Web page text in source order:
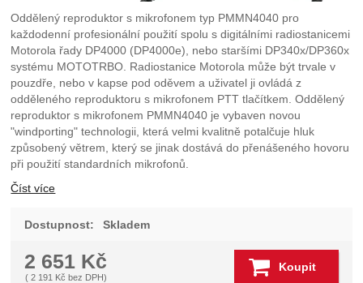
Oddělený reproduktor s mikrofonem typ PMMN4040 pro
každodenní profesionální použití spolu s digitálními radiostanicemi
Motorola řady DP4000 (DP4000e), nebo staršími DP340x/DP360x
systému MOTOTRBO. Radiostanice Motorola může být trvale v
pouzdře, nebo v kapse pod oděvem a uživatel ji ovládá z
odděleného reproduktoru s mikrofonem PTT tlačítkem. Oddělený
reproduktor s mikrofonem PMMN4040 je vybaven novou
"windporting" technologii, která velmi kvalitně potalčuje hluk
způsobený větrem, který se jinak dostává do přenášeného hovoru
při použití standardních mikrofonů.
Číst více
Dostupnost: Skladem
2 651 Kč
(2 191 Kč bez DPH)
Koupit